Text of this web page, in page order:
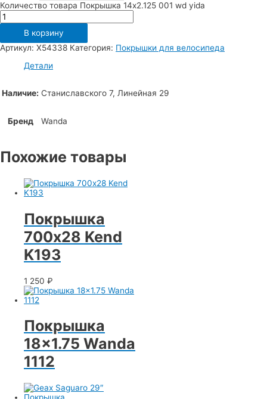
Количество товара Покрышка 14x2.125 001 wd yida
В корзину
Артикул: Х54338 Категория: Покрышки для велосипеда
Детали
Наличие: Станиславского 7, Линейная 29
Бренд Wanda
Похожие товары
Покрышка
700х28 Kend
K193
1 250 ₽
Покрышка
18×1.75 Wanda
1112